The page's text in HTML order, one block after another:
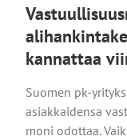
kannattaa
Suomen pk-
asiakkaidensa
moni odottaa.